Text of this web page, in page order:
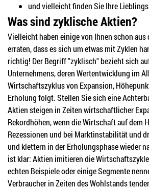
und vielleicht finden Sie Ihre
Was sind zyklische Aktien?
Vielleicht haben einige von Ihnen schon aus
erraten, dass es sich um etwas mit Zyklen
richtig! Der Begriff "zyklisch" bezieht sich
Unternehmens, deren Wertentwicklung im
Wirtschaftszyklus von Expansion,
Erholung folgt. Stellen Sie sich eine
Aktien steigen in Zeiten wirtschaftlicher
Rekordhöhen, wenn die Wirtschaft auf dem
Rezessionen und bei Marktinstabilität und
und klettern in der Erholungsphase wieder
ist klar: Aktien imitieren die
echten Beispiele oder einige Segmente
Verbraucher in Zeiten des Wohlstands